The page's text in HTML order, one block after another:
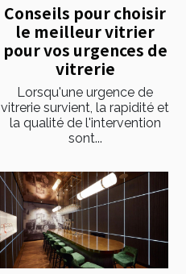
Conseils pour choisir
le meilleur vitrier
pour vos urgences de
vitrerie
Lorsqu'une urgence de
vitrerie survient, la rapidité et
la qualité de l'intervention
sont...